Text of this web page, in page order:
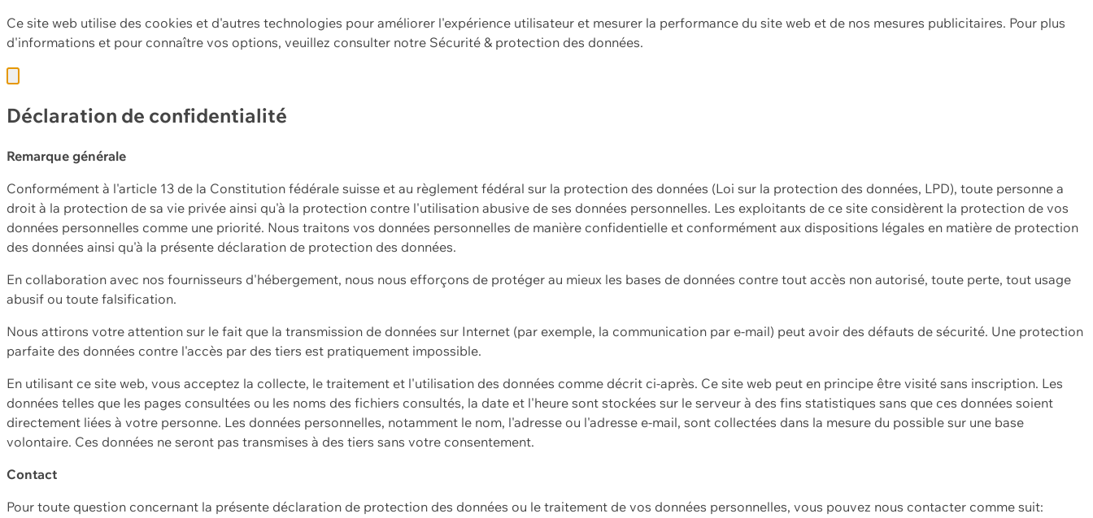
Ce site web utilise des cookies et d'autres technologies pour améliorer l'expérience utilisateur et mesurer la performance du site web et de nos mesures publicitaires. Pour plus
d'informations et pour connaître vos options, veuillez consulter notre Sécurité & protection des données.
Déclaration de confidentialité
Remarque générale
Conformément à l'article 13 de la Constitution fédérale suisse et au règlement fédéral sur la protection des données (Loi sur la protection des données, LPD), toute personne a
droit à la protection de sa vie privée ainsi qu'à la protection contre l'utilisation abusive de ses données personnelles. Les exploitants de ce site considèrent la protection de vos
données personnelles comme une priorité. Nous traitons vos données personnelles de manière confidentielle et conformément aux dispositions légales en matière de protection
des données ainsi qu'à la présente déclaration de protection des données.
En collaboration avec nos fournisseurs d'hébergement, nous nous efforçons de protéger au mieux les bases de données contre tout accès non autorisé, toute perte, tout usage
abusif ou toute falsification.
Nous attirons votre attention sur le fait que la transmission de données sur Internet (par exemple, la communication par e-mail) peut avoir des défauts de sécurité. Une protection
parfaite des données contre l'accès par des tiers est pratiquement impossible.
En utilisant ce site web, vous acceptez la collecte, le traitement et l'utilisation des données comme décrit ci-après. Ce site web peut en principe être visité sans inscription. Les
données telles que les pages consultées ou les noms des fichiers consultés, la date et l'heure sont stockées sur le serveur à des fins statistiques sans que ces données soient
directement liées à votre personne. Les données personnelles, notamment le nom, l'adresse ou l'adresse e-mail, sont collectées dans la mesure du possible sur une base
volontaire. Ces données ne seront pas transmises à des tiers sans votre consentement.
Contact
Pour toute question concernant la présente déclaration de protection des données ou le traitement de vos données personnelles, vous pouvez nous contacter comme suit: